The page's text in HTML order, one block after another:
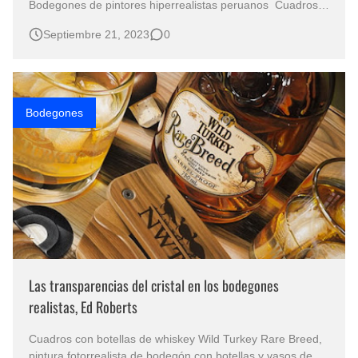
Bodegones de pintores hiperrealistas peruanos Cuadros
bodegones pintados al óleo sobre lienzo El género del
Naturalezas Muertas y…
Septiembre 21, 2023 0
Bodegones
Las transparencias del cristal en los bodegones
realistas, Ed Roberts
Cuadros con botellas de whiskey Wild Turkey Rare Breed,
pintura fotorrealista de bodegón con botellas y vasos de